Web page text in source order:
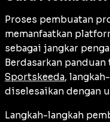
Proses pembuatan
memanfaatkan
sebagai jangkar
Berdasarkan
Sportskeeda,
diselesaikan dengan
Langkah-langkah